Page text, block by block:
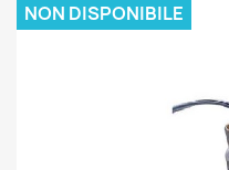
NON DISPONIBILE